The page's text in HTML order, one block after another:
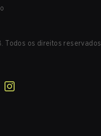
Todos os direitos reservados.